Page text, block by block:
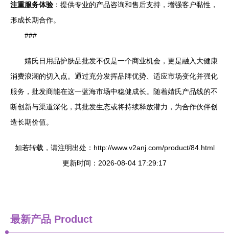
注重服务体验 ：提供专业的产品咨询和售后支持，增强客户黏性，
形成长期合作。
###
婧氏日用品护肤品批发不仅是一个商业机会，更是融入大健康
消费浪潮的切入点。通过充分发挥品牌优势、适应市场变化并强化
服务，批发商能在这一蓝海市场中稳健成长。随着婧氏产品线的不
断创新与渠道深化，其批发生态或将持续释放潜力，为合作伙伴创
造长期价值。
如若转载，请注明出处：http://www.v2anj.com/product/84.html
更新时间：2026-08-04 17:29:17
最新产品 Product